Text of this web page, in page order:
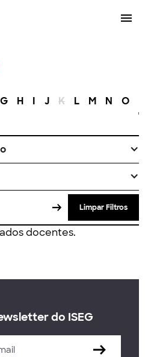
G H I J K L M N O
Limpar Filtros
docentes.
do ISEG